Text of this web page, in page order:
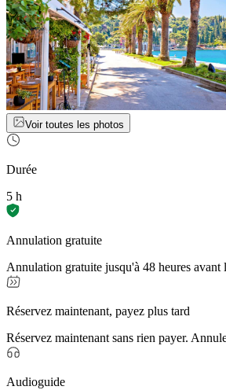
Voir toutes les photos
Durée
5 h
Annulation gratuite
Annulation gratuite jusqu'à 48 heures avant
Réservez maintenant, payez plus tard
Réservez maintenant sans rien payer.
Audioguide